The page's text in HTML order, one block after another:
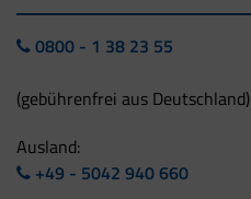
0800 - 1 38 23 55
(gebührenfrei aus Deutschland)
Ausland:
+49 - 5042 940 660